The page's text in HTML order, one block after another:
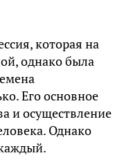
которая на
однако была
Его основное
и осуществление
Однако